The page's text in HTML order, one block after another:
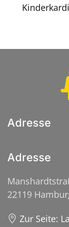
Adresse
Adresse
22119
Zur Seite: